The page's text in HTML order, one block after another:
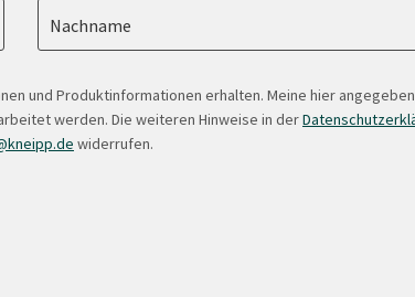
Nachname
und Produktinformationen erhalten. Meine hier
werden. Die weiteren Hinweise in der
widerrufen.